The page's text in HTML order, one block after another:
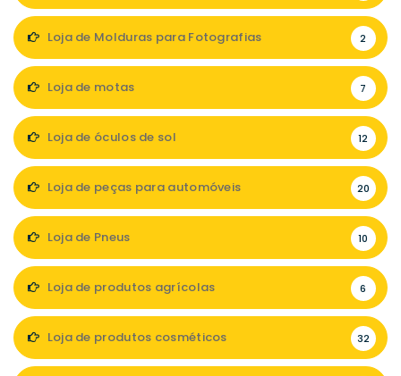
Loja de Molduras para Fotografias 2
Loja de motas 7
Loja de óculos de sol 12
Loja de peças para automóveis 20
Loja de Pneus 10
Loja de produtos agrícolas 6
Loja de produtos cosméticos 32